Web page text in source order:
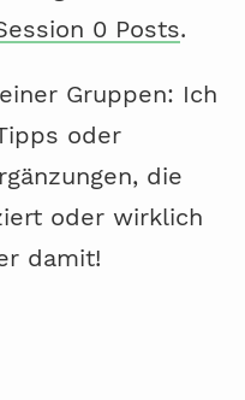
0 Posts.
Gruppen: Ich
oder
die
oder wirklich
damit!